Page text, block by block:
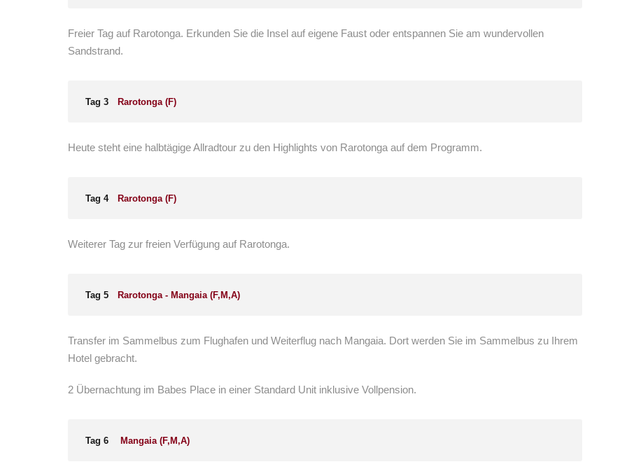
Freier Tag auf Rarotonga. Erkunden Sie die Insel auf eigene Faust oder entspannen Sie am wundervollen
Sandstrand.
Tag 3 Rarotonga (F)
Heute steht eine halbtägige Allradtour zu den Highlights von Rarotonga auf dem Programm.
Tag 4 Rarotonga (F)
Weiterer Tag zur freien Verfügung auf Rarotonga.
Tag 5 Rarotonga - Mangaia (F,M,A)
Transfer im Sammelbus zum Flughafen und Weiterflug nach Mangaia. Dort werden Sie im Sammelbus zu Ihrem
Hotel gebracht.
2 Übernachtung im Babes Place in einer Standard Unit inklusive Vollpension.
Tag 6 Mangaia (F,M,A)